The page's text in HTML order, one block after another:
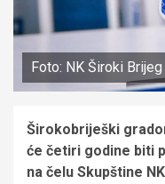
Foto: NK Široki Brijeg
Širokobriješki
će četiri godine biti
na čelu Skupštine